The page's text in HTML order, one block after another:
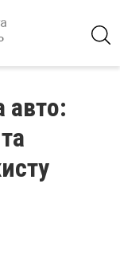
авто: